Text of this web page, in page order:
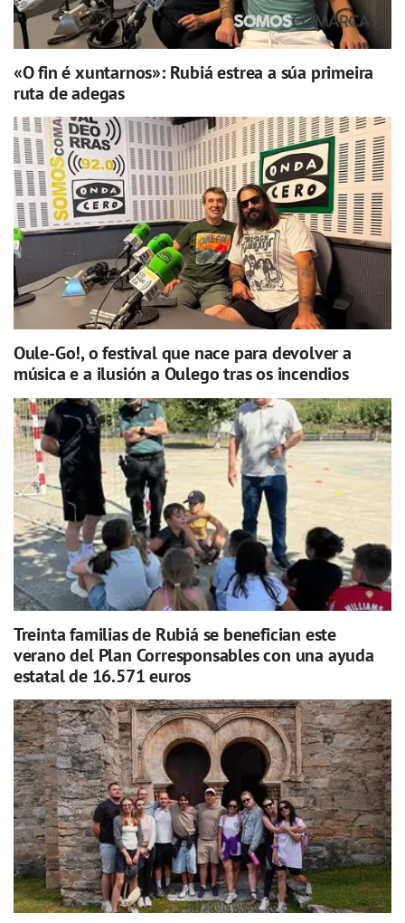
«O fin é xuntarnos»: Rubiá estrea a súa primeira
ruta de adegas
Oule-Go!, o festival que nace para devolver a
música e a ilusión a Oulego tras os incendios
Treinta familias de Rubiá se benefician este
verano del Plan Corresponsables con una ayuda
estatal de 16.571 euros